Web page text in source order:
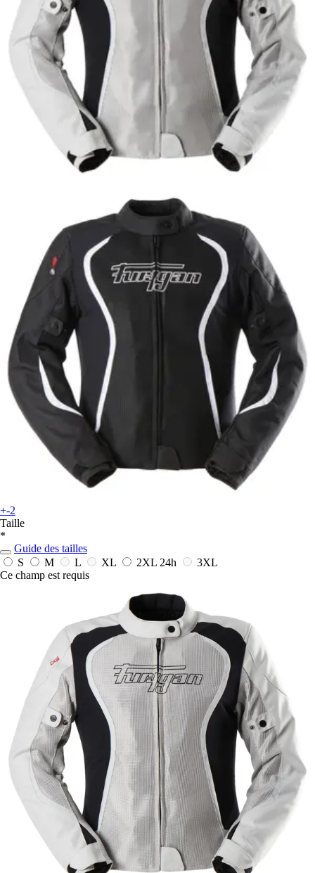
+-2
Taille
*
Guide des tailles
S
M L XL 2XL 24h
3XL
Ce champ est requis